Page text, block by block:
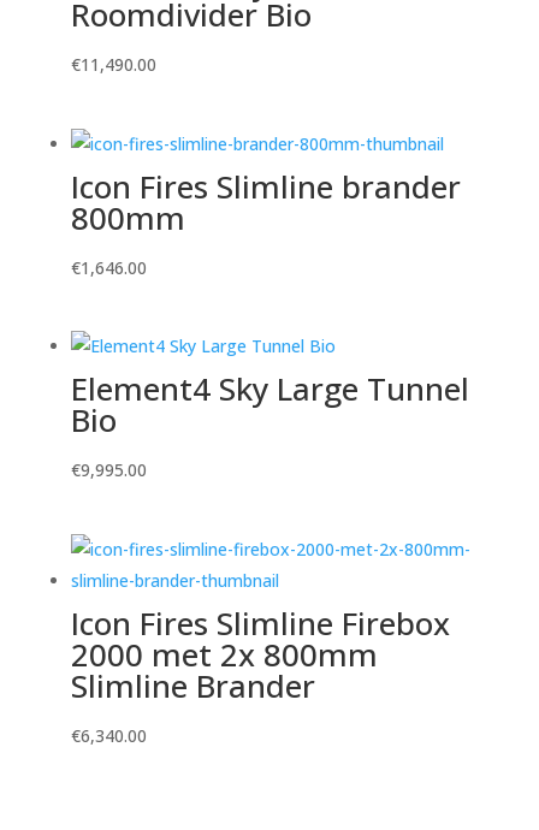
Roomdivider Bio
€11,490.00
Icon Fires Slimline brander
800mm
€1,646.00
Element4 Sky Large Tunnel
Bio
€9,995.00
Icon Fires Slimline Firebox
2000 met 2x 800mm
Slimline Brander
€6,340.00